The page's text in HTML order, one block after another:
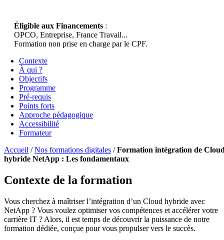
Éligible aux Financements :
OPCO, Entreprise, France Travail...
Formation non prise en charge par le CPF.
Contexte
À qui ?
Objectifs
Programme
Pré-requis
Points forts
Approche pédagogique
Accessibilité
Formateur
Accueil /Nos formations digitales /Formation intégration de
hybride NetApp : Les fondamentaux
Contexte de la formation
Vous cherchez à maîtriser l’intégration d’un Cloud hybride avec
NetApp ? Vous voulez optimiser vos compétences et accélérer votre
carrière IT ? Alors, il est temps de découvrir la puissance de notre
formation dédiée, conçue pour vous propulser vers le succès.